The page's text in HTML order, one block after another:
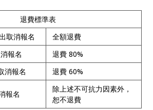
退費標準表
取消報名
全額退費
報名
退費 80%
消報名
退費 60%
報名
除上述不可抗力因素外，
恕不退費